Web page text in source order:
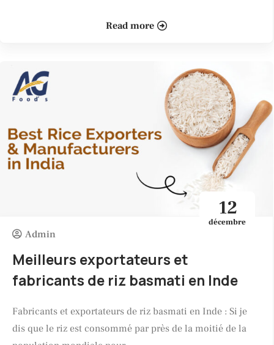
Read more
12
décembre
Admin
Meilleurs exportateurs et
fabricants de riz basmati en Inde
Fabricants et exportateurs de riz basmati en Inde : Si je
dis que le riz est consommé par près de la moitié de la